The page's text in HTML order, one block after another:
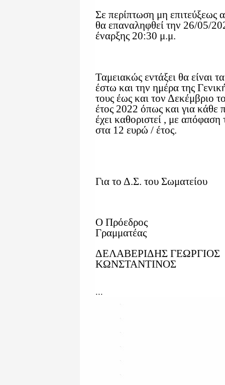
Σε περίπτωση μη επιτεύξεως
θα επαναληφθεί την 26/05/
έναρξης 20:30 μ.μ.
Ταμειακώς εντάξει θα είναι
έστω και την ημέρα της
τους έως και τον Δεκέμβριο
έτος 2022 όπως και για κάθε
έχει καθοριστεί , με
στα 12 ευρώ / έτος.
Για το Δ.Σ. του Σωματείου
Ο
Γραμματέας
ΔΕΛΑΒΕΡΙΔΗΣ
ΚΩΝΣΤΑΝΤΙΝΟΣ
...